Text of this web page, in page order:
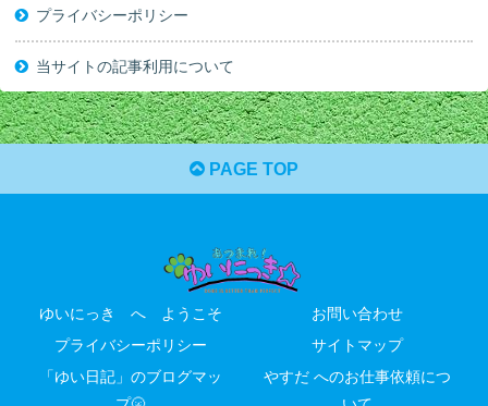
プライバシーポリシー
当サイトの記事利用について
PAGE TOP
ゆいにっき へ ようこそ
お問い合わせ
プライバシーポリシー
サイトマップ
「ゆい日記」のブログマッ
やすだ へのお仕事依頼につ